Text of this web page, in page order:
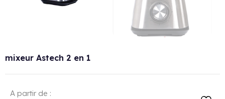
mixeur Astech 2 en 1
A partir de :